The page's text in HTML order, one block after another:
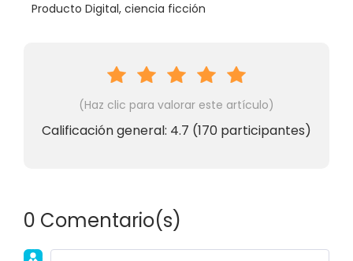
Producto Digital, ciencia ficción
(Haz clic para valorar este artículo)
Calificación general: 4.7 (170 participantes)
0 Comentario(s)